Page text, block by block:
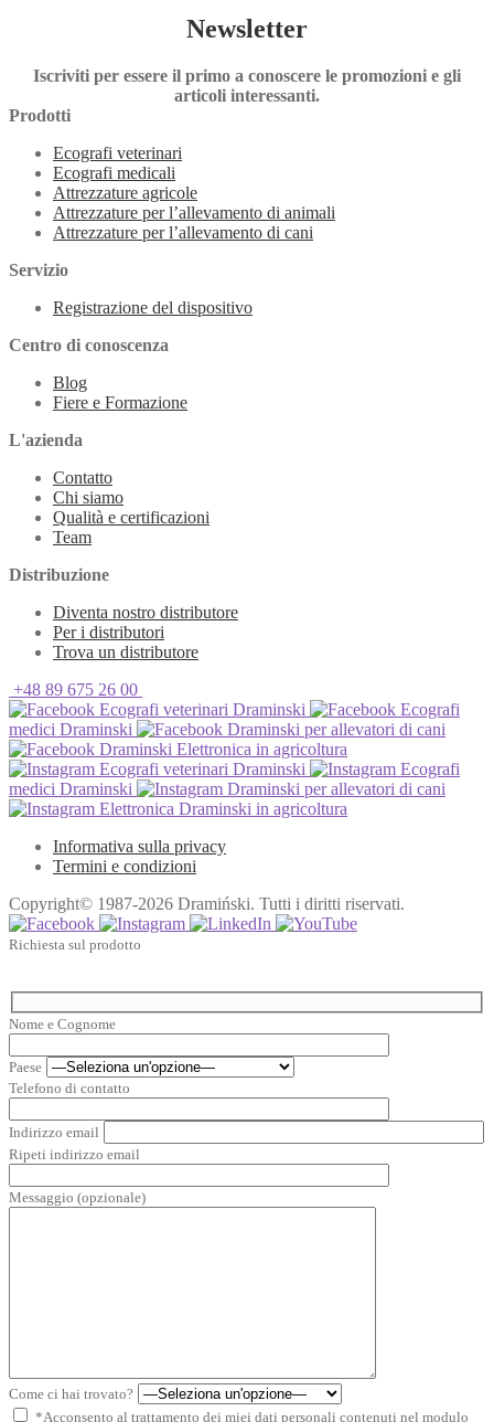
Newsletter
Iscriviti per essere il primo a conoscere le promozioni e gli
articoli interessanti.
Prodotti
Ecografi veterinari
Ecografi medicali
Attrezzature agricole
Attrezzature per l’allevamento di animali
Attrezzature per l’allevamento di cani
Servizio
Registrazione del dispositivo
Centro di conoscenza
Blog
Fiere e Formazione
L'azienda
Contatto
Chi siamo
Qualità e certificazioni
Team
Distribuzione
Diventa nostro distributore
Per i distributori
Trova un distributore
+48 89 675 26 00
Ecografi veterinari Draminski
Ecografi
medici Draminski
Draminski per allevatori di cani
Draminski Elettronica in agricoltura
Ecografi veterinari Draminski
Ecografi
medici Draminski
Draminski per allevatori di cani
Elettronica Draminski in agricoltura
Informativa sulla privacy
Termini e condizioni
Copyright© 1987-2026 Dramiński. Tutti i diritti riservati.
Richiesta sul prodotto
Nome e Cognome
Paese
Telefono di contatto
Indirizzo email
Ripeti indirizzo email
Messaggio (opzionale)
Come ci hai trovato?
*Acconsento al trattamento dei miei dati personali contenuti nel modulo